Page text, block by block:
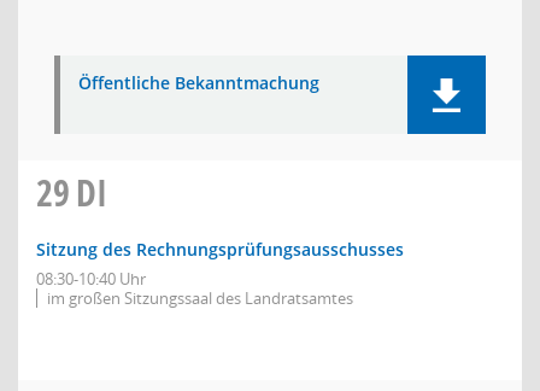
Öffentliche Bekanntmachung
29DI
Sitzung des Rechnungsprüfungsausschusses
08:30-10:40 Uhr
im großen Sitzungssaal des Landratsamtes